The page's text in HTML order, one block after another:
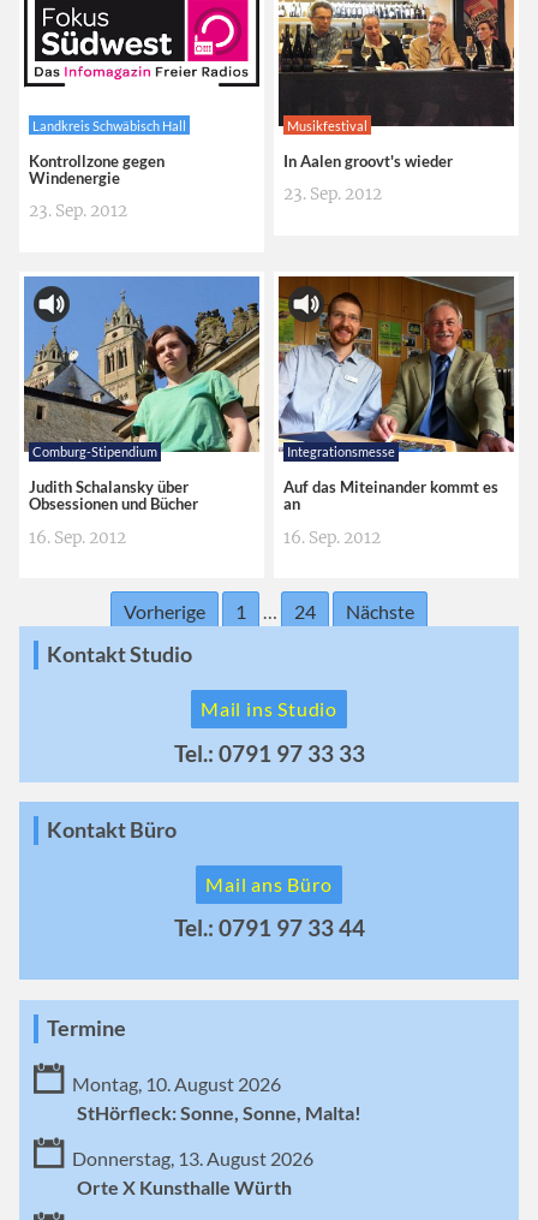
Landkreis Schwäbisch Hall
Kontrollzone gegen
Windenergie
23. Sep. 2012
Musikfestival
In Aalen groovt's wieder
23. Sep. 2012
Comburg-Stipendium
Judith Schalansky über
Obsessionen und Bücher
16. Sep. 2012
Integrationsmesse
Auf das Miteinander kommt es
an
16. Sep. 2012
Vorherige 1 … 24 Nächste
Kontakt Studio
Mail ins Studio
Tel.: 0791 97 33 33
Kontakt Büro
Mail ans Büro
Tel.: 0791 97 33 44
Termine
Montag, 10. August 2026
StHörfleck: Sonne, Sonne, Malta!
Donnerstag, 13. August 2026
Orte X Kunsthalle Würth